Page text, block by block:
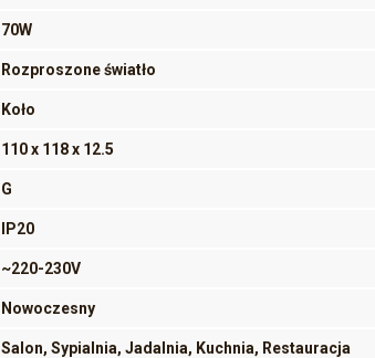
70W
Rozproszone światło
Koło
110 x 118 x 12.5
G
IP20
~220-230V
Nowoczesny
Salon, Sypialnia, Jadalnia, Kuchnia, Restauracja